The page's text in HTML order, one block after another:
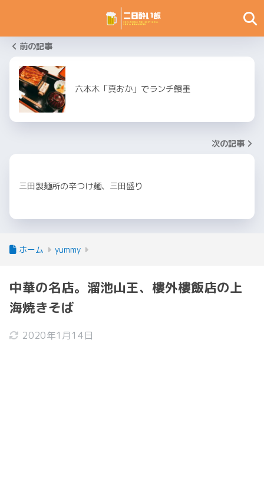
前の記事
六本木「真おか」でランチ鰻重
次の記事
三田製麺所の辛つけ麺、三田盛り
ホーム yummy
中華の名店。溜池山王、樓外樓飯店の上
海焼きそば
2020年1月14日